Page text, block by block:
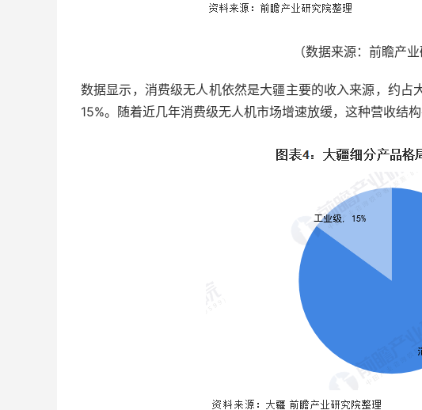
（数据来源：前瞻产业
数据显示，消费级无人机依然是大疆主要的收入来源，约
15%。随着近几年消费级无人机市场增速放缓，这种营收结